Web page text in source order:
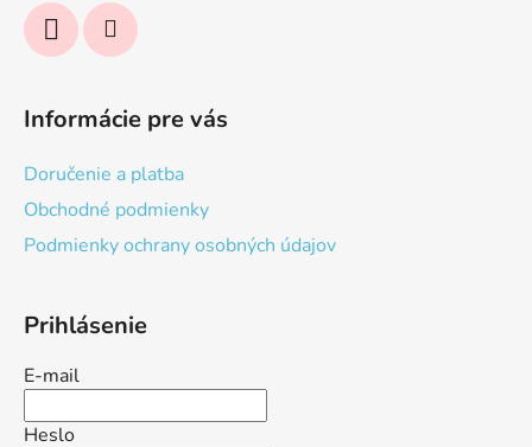
Informácie pre vás
Doručenie a platba
Obchodné podmienky
Podmienky ochrany osobných údajov
Prihlásenie
E-mail
Heslo